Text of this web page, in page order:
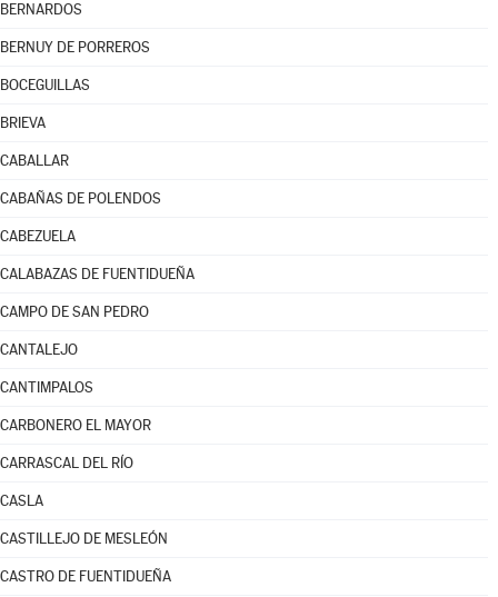
BERNARDOS
BERNUY DE PORREROS
BOCEGUILLAS
BRIEVA
CABALLAR
CABAÑAS DE POLENDOS
CABEZUELA
CALABAZAS DE FUENTIDUEÑA
CAMPO DE SAN PEDRO
CANTALEJO
CANTIMPALOS
CARBONERO EL MAYOR
CARRASCAL DEL RÍO
CASLA
CASTILLEJO DE MESLEÓN
CASTRO DE FUENTIDUEÑA